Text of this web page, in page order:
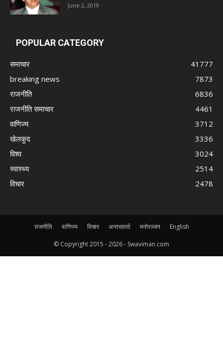
June 2, 2019
POPULAR CATEGORY
समाचार
41777
breaking news
7873
राजनीति
6836
राजनीति समाचार
4461
वाणिज्य
3712
खेलकुद
3336
विश्व
3024
स्वास्थ्य
2514
विचार
2478
राजनीति वाणिज्य विचार अन्तरवार्ता मनोरञ्जन English
© Copyright 2015 -2026 - Swaviman.com